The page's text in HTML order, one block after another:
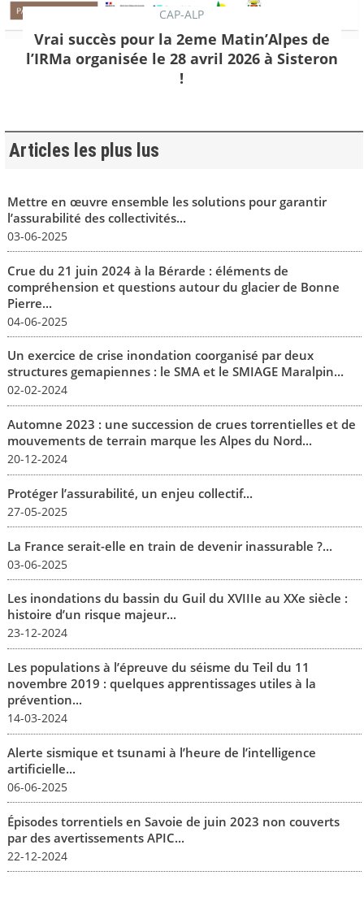
CAP-ALP
Vrai succès pour la 2eme Matin’Alpes de
l’IRMa organisée le 28 avril 2026 à Sisteron
!
Articles les plus lus
Mettre en œuvre ensemble les solutions pour garantir
l’assurabilité des collectivités...
03-06-2025
Crue du 21 juin 2024 à la Bérarde : éléments de
compréhension et questions autour du glacier de Bonne
Pierre...
04-06-2025
Un exercice de crise inondation coorganisé par deux
structures gemapiennes : le SMA et le SMIAGE Maralpin...
02-02-2024
Automne 2023 : une succession de crues torrentielles et de
mouvements de terrain marque les Alpes du Nord...
20-12-2024
Protéger l’assurabilité, un enjeu collectif...
27-05-2025
La France serait-elle en train de devenir inassurable ?...
03-06-2025
Les inondations du bassin du Guil du XVIIIe au XXe siècle :
histoire d’un risque majeur...
23-12-2024
Les populations à l’épreuve du séisme du Teil du 11
novembre 2019 : quelques apprentissages utiles à la
prévention...
14-03-2024
Alerte sismique et tsunami à l’heure de l’intelligence
artificielle...
06-06-2025
Épisodes torrentiels en Savoie de juin 2023 non couverts
par des avertissements APIC...
22-12-2024